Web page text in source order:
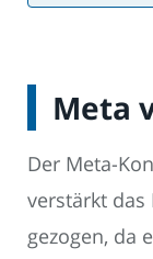
Meta
Der Meta-
verstärkt das
gezogen, da